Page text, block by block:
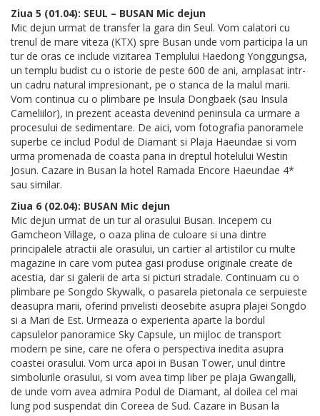
Ziua 5 (01.04): SEUL – BUSAN Mic dejun
Mic dejun urmat de transfer la gara din Seul. Vom calatori cu
trenul de mare viteza (KTX) spre Busan unde vom participa la un
tur de oras ce include vizitarea Templului Haedong Yonggungsa,
un templu budist cu o istorie de peste 600 de ani, amplasat intr-
un cadru natural impresionant, pe o stanca de la malul marii.
Vom continua cu o plimbare pe Insula Dongbaek (sau Insula
Cameliilor), in prezent aceasta devenind peninsula ca urmare a
procesului de sedimentare. De aici, vom fotografia panoramele
superbe ce includ Podul de Diamant si Plaja Haeundae si vom
urma promenada de coasta pana in dreptul hotelului Westin
Josun. Cazare in Busan la hotel Ramada Encore Haeundae 4*
sau similar.
Ziua 6 (02.04): BUSAN Mic dejun
Mic dejun urmat de un tur al orasului Busan. Incepem cu
Gamcheon Village, o oaza plina de culoare si una dintre
principalele atractii ale orasului, un cartier al artistilor cu multe
magazine in care vom putea gasi produse originale create de
acestia, dar si galerii de arta si picturi stradale. Continuam cu o
plimbare pe Songdo Skywalk, o pasarela pietonala ce serpuieste
deasupra marii, oferind privelisti deosebite asupra plajei Songdo
si a Mari de Est. Urmeaza o experienta aparte la bordul
capsulelor panoramice Sky Capsule, un mijloc de transport
modern pe sine, care ne ofera o perspectiva inedita asupra
coastei orasului. Vom urca apoi in Busan Tower, unul dintre
simbolurile orasului, si vom avea timp liber pe plaja Gwangalli,
de unde vom avea admira Podul de Diamant, al doilea cel mai
lung pod suspendat din Coreea de Sud. Cazare in Busan la